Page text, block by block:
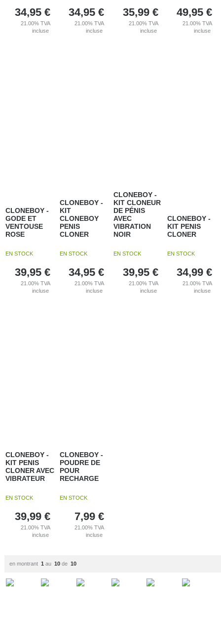
34,95 €
21.00%TVA
incluse
34,95 €
21.00%TVA
incluse
35,99 €
21.00% TVA
incluse
49,95 €
21.00%TVA
incluse
CLONEBOY -
GODE ET
VENTOUSE
ROSE
EN STOCK
39,95 €
21.00%TVA
incluse
CLONEBOY -
KIT
CLONEBOY
PENIS
CLONER
EN STOCK
34,95 €
21.00%TVA
incluse
CLONEBOY -
KIT CLONEUR
DE PÉNIS
AVEC
VIBRATION
NOIR
EN STOCK
39,95 €
21.00% TVA
incluse
CLONEBOY -
KIT PENIS
CLONER
EN STOCK
34,99 €
21.00%TVA
incluse
CLONEBOY -
KIT PENIS
CLONER AVEC
VIBRATEUR
EN STOCK
39,99 €
21.00%TVA
incluse
CLONEBOY -
POUDRE DE
POUR
RECHARGE
EN STOCK
7,99 €
21.00%TVA
incluse
en montrant 1 au 10de 10